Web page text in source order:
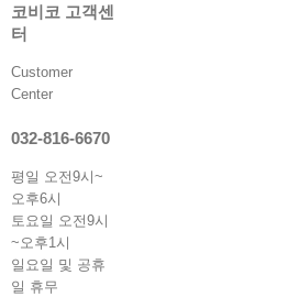
코비코 고객센
터
Customer
Center
032-816-6670
평일 오전9시~
오후6시
토요일 오전9시
~오후1시
일요일 및 공휴
일 휴무